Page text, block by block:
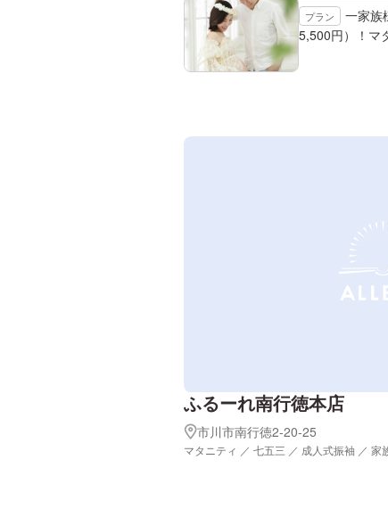
プラン
一家族
5,500円）！マ
ふるーれ南行徳本店
市川市南行徳2-20-25
マタニティ ／ 七五三 ／ 成人式振袖 ／ 家